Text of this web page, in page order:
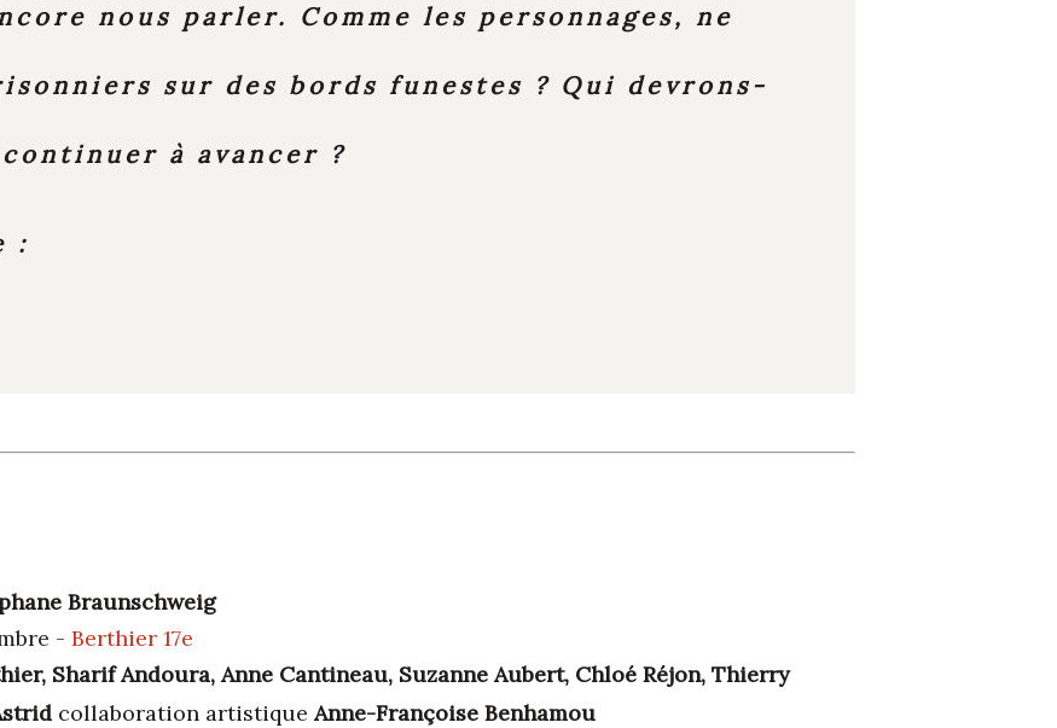
nous parler. Comme les personnages, ne
sur des bords funestes ? Qui devrons-
à avancer ?
:
Braunschweig
- Berthier 17e
Sharif Andoura, Anne Cantineau, Suzanne Aubert, Chloé Réjon, Thierry
collaboration artistiqueAnne-Françoise Benhamou